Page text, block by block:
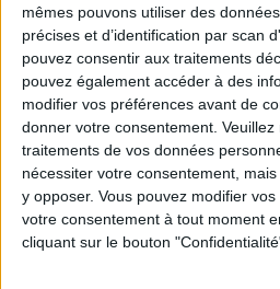
mêmes pouvons utiliser des
précises et d’identification par scan
pouvez consentir aux traitements
pouvez également accéder à des
modifier vos préférences avant de
donner votre consentement.
traitements de vos données
nécessiter votre consentement,
y opposer. Vous pouvez modifier
votre consentement à tout moment
cliquant sur le bouton
LES MEILLEURS HÔTELS POUR UN